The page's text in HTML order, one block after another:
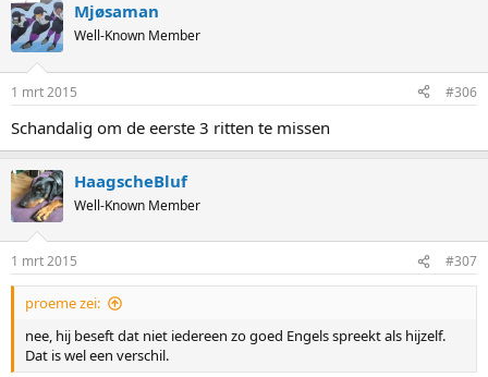
Mjøsaman
Well-Known Member
1 mrt 2015 #306
Schandalig om de eerste 3 ritten te missen
HaagscheBluf
Well-Known Member
1 mrt 2015 #307
proeme zei:
nee, hij beseft dat niet iedereen zo goed Engels spreekt als hijzelf.
Dat is wel een verschil.